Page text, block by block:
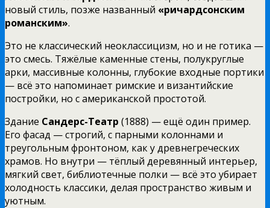
новый стиль, позже названный «ричардсонским
романским».
Это не классический неоклассицизм, но и не готика —
это смесь. Тяжёлые каменные стены, полукруглые
арки, массивные колонны, глубокие входные портики
— всё это напоминает римские и византийские
постройки, но с американской простотой.
Здание Сандерс-Театр (1888) — ещё один пример.
Его фасад — строгий, с парными колоннами и
треугольным фронтоном, как у древнегреческих
храмов. Но внутри — тёплый деревянный интерьер,
мягкий свет, библиотечные полки — всё это убирает
холодность классики, делая пространство живым и
уютным.